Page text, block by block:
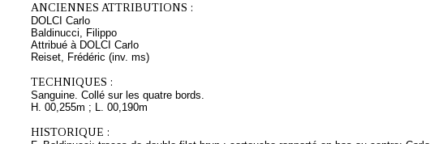
ANCIENNES ATTRIBUTIONS :
DOLCI Carlo
Baldinucci, Filippo
Attribué à DOLCI Carlo
Reiset, Frédéric (inv. ms)
TECHNIQUES :
Sanguine. Collé sur les quatre bords.
H. 00,255m ; L. 00,190m
HISTORIQUE :